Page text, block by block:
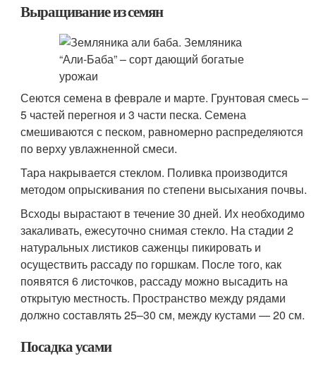
Выращивание из семян
Сеются семена в феврале и марте. Грунтовая смесь –
5 частей перегноя и 3 части песка. Семена
смешиваются с песком, равномерно распределяются
по верху увлажненной смеси.
Тара накрывается стеклом. Поливка производится
методом опрыскивания по степени высыхания почвы.
Всходы вырастают в течение 30 дней. Их необходимо
закаливать, ежесуточно снимая стекло. На стадии 2
натуральных листиков саженцы пикировать и
осуществить рассаду по горшкам. После того, как
появятся 6 листочков, рассаду можно высадить на
открытую местность. Пространство между рядами
должно составлять 25–30 см, между кустами — 20 см.
Посадка усами